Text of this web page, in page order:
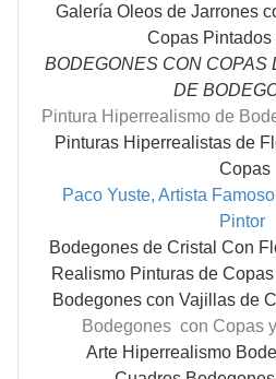
Galería Oleos de Jarrones
Copas Pintados
BODEGONES CON COPAS
DE
Pintura Hiperrealismo de
Pinturas Hiperrealistas de
Copas
Paco Yuste, Artista
Pintor
Bodegones de Cristal Con
Realismo Pinturas de
Bodegones con Vajillas de
Bodegones con Copas
Arte Hiperrealismo